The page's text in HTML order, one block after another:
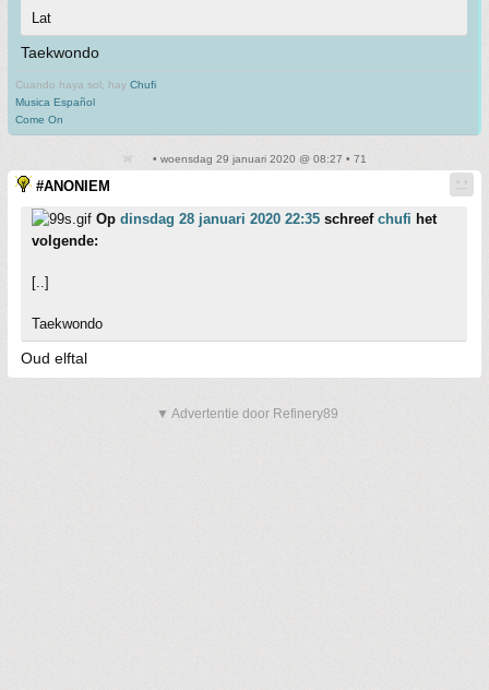
Lat
Taekwondo
Cuando haya sol, hay Chufi
Musica Español
Come On
• woensdag 29 januari 2020 @ 08:27 • 71
#ANONIEM
Op dinsdag 28 januari 2020 22:35 schreef chufi het
volgende:
[..]
Taekwondo
Oud elftal
▼ Advertentie door Refinery89